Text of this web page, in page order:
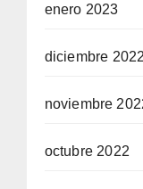
enero 2023
diciembre 2022
noviembre
octubre 2022